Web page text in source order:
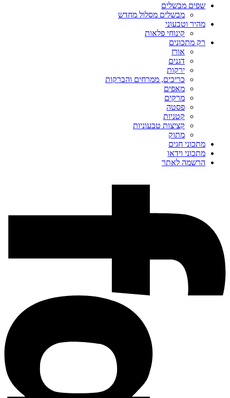
שפים מבשלים
מבשלים מסלול מחדש
מהיר וטבעוני
קינוחי פלאות
רק מתכונים
אורז
דגנים
ירקות
כריכים, ממרחים והברקות
מאפים
מרקים
פסטה
קטניות
קציצות טבעוניות
מתוק
מתכוני חגים
מתכוני וידאו
הרשמה לאתר